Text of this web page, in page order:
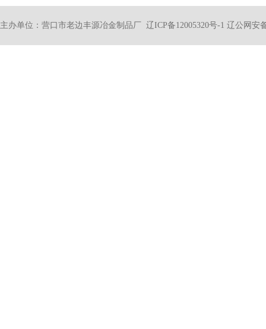
主办单位：营口市老边丰源冶金制品厂 辽ICP备12005320号-1 辽公网安